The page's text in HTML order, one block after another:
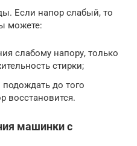
Если напор слабый, то
можете:
слабому напору, только
стирки;
подождать до того
восстановится.
машинки с